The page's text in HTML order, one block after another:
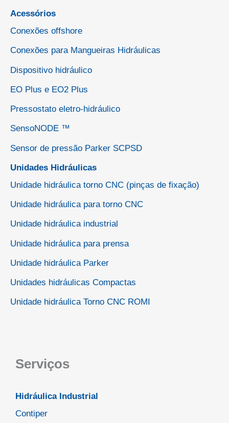
Acessórios
Conexões offshore
Conexões para Mangueiras Hidráulicas
Dispositivo hidráulico
EO Plus e EO2 Plus
Pressostato eletro-hidráulico
SensoNODE ™
Sensor de pressão Parker SCPSD
Unidades Hidráulicas
Unidade hidráulica torno CNC (pinças de fixação)
Unidade hidráulica para torno CNC
Unidade hidráulica industrial
Unidade hidráulica para prensa
Unidade hidráulica Parker
Unidades hidráulicas Compactas
Unidade hidráulica Torno CNC ROMI
Serviços
Hidráulica Industrial
Contiper